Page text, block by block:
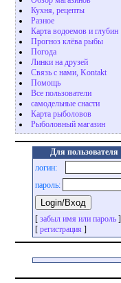
Кухня, рецепты
Разное
Карта водоемов и глубин
Прогноз клёва рыбы
Погода
Линки на друзей
Связь с нами, Kontakt
Помощь
Все пользователи
самодельные снасти
Карта рыболовов
Рыболовный магазин
Для пользователя
логин:
пароль:
[ забыл имя или пароль ]
[ регистрация ]